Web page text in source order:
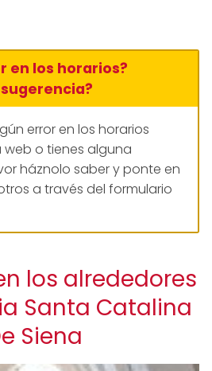
en los horarios?
error en los horarios
o tienes alguna
háznolo saber y ponte en
a través del formulario
los alrededores
Santa Catalina
Siena